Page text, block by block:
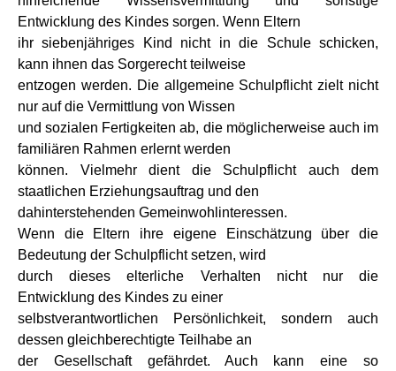
Entwicklung des Kindes sorgen. Wenn Eltern
ihr siebenjähriges Kind nicht in die Schule schicken,
kann ihnen das Sorgerecht teilweise
entzogen werden. Die allgemeine Schulpflicht zielt nicht
nur auf die Vermittlung von Wissen
und sozialen Fertigkeiten ab, die möglicherweise auch im
familiären Rahmen erlernt werden
können. Vielmehr dient die Schulpflicht auch dem
staatlichen Erziehungsauftrag und den
dahinterstehenden Gemeinwohlinteressen.
Wenn die Eltern ihre eigene Einschätzung über die
Bedeutung der Schulpflicht setzen, wird
durch dieses elterliche Verhalten nicht nur die
Entwicklung des Kindes zu einer
selbstverantwortlichen Persönlichkeit, sondern auch
dessen gleichberechtigte Teilhabe an
der Gesellschaft gefährdet. Auch kann eine so